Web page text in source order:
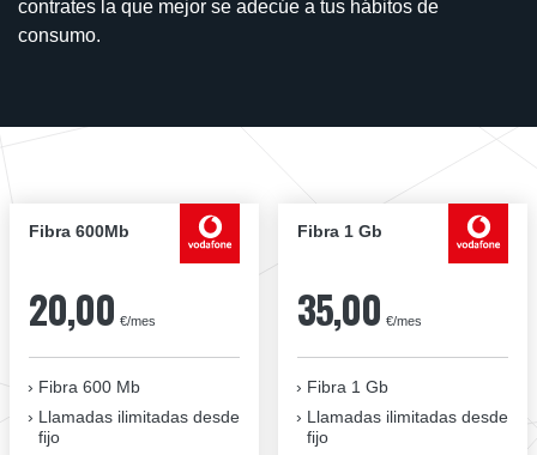
contrates la que mejor se adecúe a tus hábitos de
consumo.
Fibra 600Mb
20,00 €/mes
Fibra 600 Mb
Llamadas ilimitadas desde
fijo
Fibra 1 Gb
35,00 €/mes
Fibra 1 Gb
Llamadas ilimitadas desde
fijo